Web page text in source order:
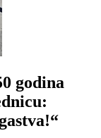
godina